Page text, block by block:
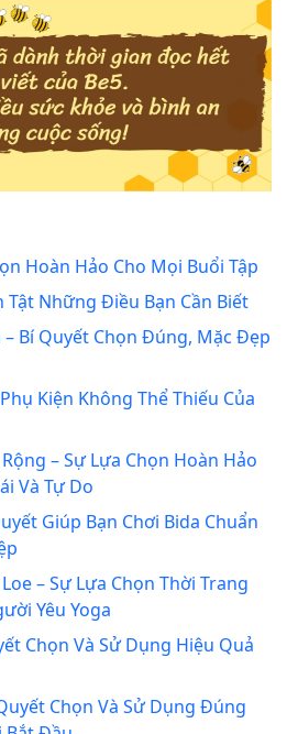
Hoàn Hảo Cho Mọi Buổi Tập
Tật Những Điều Bạn Cần Biết
– Bí Quyết Chọn Đúng, Mặc Đẹp
Kiện Không Thể Thiếu Của
– Sự Lựa Chọn Hoàn Hảo
Và Tự Do
Giúp Bạn Chơi Bida Chuẩn
– Sự Lựa Chọn Thời Trang
Yêu Yoga
Chọn Và Sử Dụng Hiệu Quả
Chọn Và Sử Dụng Đúng